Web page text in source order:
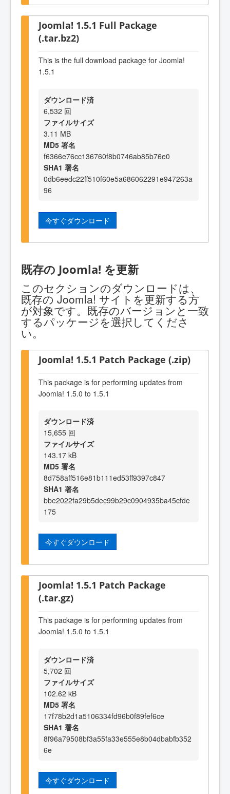
Joomla! 1.5.1 Full Package
(.tar.bz2)
This is the full download package for Joomla!
1.5.1
ダウンロード済
6,532 回
ファイルサイズ
3.11 MB
MD5 署名
f6366e76cc136760f8b0746ab85b76e0
SHA1 署名
0db6eedc22ff510f60e5a686062291e947263a
96
今すぐダウンロード
既存の Joomla! を更新
このセクションのダウンロードは、
既存の Joomla! サイトを更新する方
が対象です。既存のバージョンと一致
するパッケージを選択してくださ
い。
Joomla! 1.5.1 Patch Package (.zip)
This package is for performing updates from
Joomla! 1.5.0 to 1.5.1
ダウンロード済
15,655 回
ファイルサイズ
143.17 kB
MD5 署名
8d758aff516e81b111ed53ff9397c847
SHA1 署名
bbe2022fa29b5dec99b29c0904935ba45cfde
175
今すぐダウンロード
Joomla! 1.5.1 Patch Package
(.tar.gz)
This package is for performing updates from
Joomla! 1.5.0 to 1.5.1
ダウンロード済
5,702 回
ファイルサイズ
102.62 kB
MD5 署名
17f78b2d1a5106334fd96b0f89fef6ce
SHA1 署名
8f96a79508bf3a55fa33e555e8b04dbabfb352
6e
今すぐダウンロード